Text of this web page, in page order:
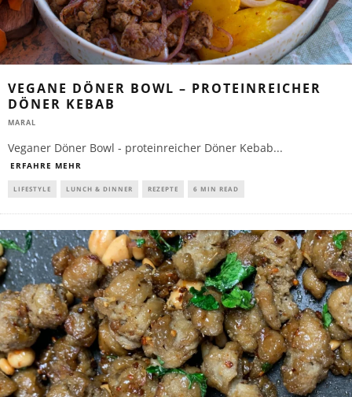
VEGANE DÖNER BOWL – PROTEINREICHER
DÖNER KEBAB
MARAL
Veganer Döner Bowl - proteinreicher Döner Kebab...
ERFAHRE MEHR
LIFESTYLE LUNCH & DINNER REZEPTE 6 MIN READ